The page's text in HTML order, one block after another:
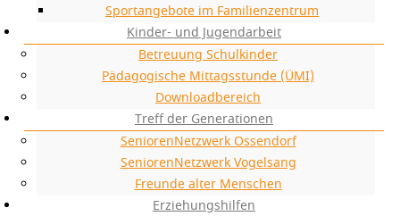
Sportangebote im Familienzentrum
Kinder- und Jugendarbeit
Betreuung Schulkinder
Pädagogische Mittagsstunde (ÜMI)
Downloadbereich
Treff der Generationen
SeniorenNetzwerk Ossendorf
SeniorenNetzwerk Vogelsang
Freunde alter Menschen
Erziehungshilfen